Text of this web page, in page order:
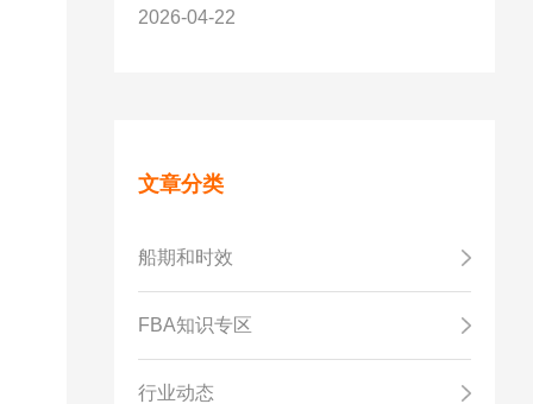
2026-04-22
文章分类
船期和时效
FBA知识专区
行业动态